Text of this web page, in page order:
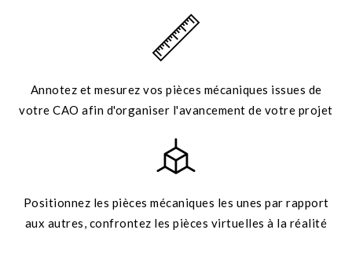
Annotez et mesurez vos pièces mécaniques issues de
votre CAO afin d'organiser l'avancement de votre projet
Positionnez les pièces mécaniques les unes par rapport
aux autres, confrontez les pièces virtuelles à la réalité